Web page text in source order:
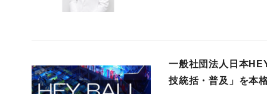
一般社団法人日本
技統括・普及」を本